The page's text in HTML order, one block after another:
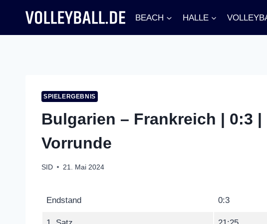
springen
BEACH HALLE
SPIELERGEBNIS
Bulgarien – Frankreich | 0:3
Vorrunde
SID 21. Mai 2024
Endstand 0:3